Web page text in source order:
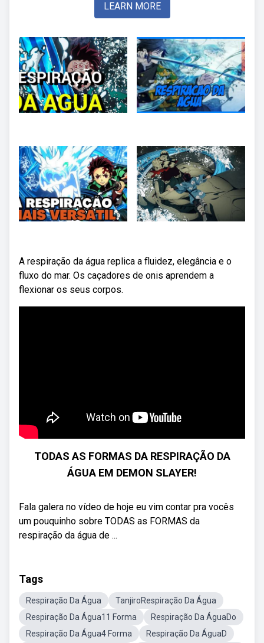
LEARN MORE
A respiração da água replica a fluidez, elegância e o
fluxo do mar. Os caçadores de onis aprendem a
flexionar os seus corpos.
TODAS AS FORMAS DA RESPIRAÇÃO DA
ÁGUA EM DEMON SLAYER!
Fala galera no vídeo de hoje eu vim contar pra vocês
um pouquinho sobre TODAS as FORMAS da
respiração da água de ...
Tags
Respiração Da Água
TanjiroRespiração Da Água
Respiração Da Água11 Forma
Respiração Da ÁguaDo
Respiração Da Água4 Forma
Respiração Da ÁguaD